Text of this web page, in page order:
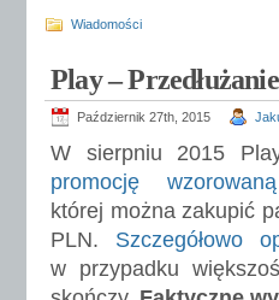
Wiadomości
Play –
Październik 27th, 2015
W sierpniu 2015
promocję
której można zakupić
PLN. Szczegółowo
w przypadku